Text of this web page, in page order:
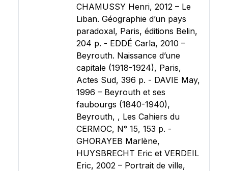
CHAMUSSY Henri, 2012 – Le
Liban. Géographie d’un pays
paradoxal, Paris, éditions Belin,
204 p. - EDDÉ Carla, 2010 –
Beyrouth. Naissance d’une
capitale (1918-1924), Paris,
Actes Sud, 396 p. - DAVIE May,
1996 – Beyrouth et ses
faubourgs (1840-1940),
Beyrouth, , Les Cahiers du
CERMOC, N° 15, 153 p. -
GHORAYEB Marlène,
HUYSBRECHT Eric et VERDEIL
Eric, 2002 – Portrait de ville,